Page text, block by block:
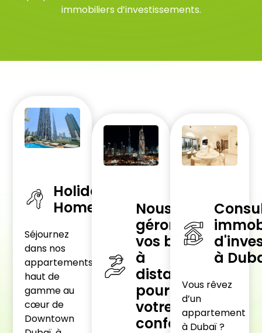
immobiliers d’investissements.
Holiday
Homes
Séjournez
dans nos
appartements
haut de
gamme au
cœur de
Downtown
Nous
gérons
vos bien
à
distance
pour
votre
confort
à
Vous rêvez
d’un
appartement
à Dubaï ?